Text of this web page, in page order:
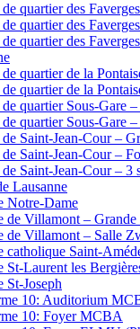
quartier des
quartier des
quartier des
quartier de la
quartier de la
quartier Sous-Gare
quartier Sous-Gare
Saint-Jean-Cour –
Saint-Jean-Cour –
Saint-Jean-Cour – 3
Lausanne
Notre-Dame
de Villamont – Grande
de Villamont – Salle
catholique Saint-
St-Laurent les
St-Joseph
10: Auditorium
10: Foyer MCBA